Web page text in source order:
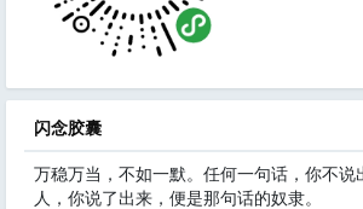
闪念胶囊
万稳万当，不如一默。任何一句话，你不说
人，你说了出来，便是那句话的奴隶。